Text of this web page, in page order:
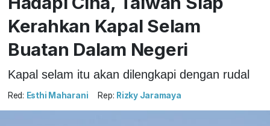
Kerahkan Kapal Selam
Buatan Dalam Negeri
Kapal selam itu akan dilengkapi dengan rudal
Red: Esthi Maharani Rep: Rizky Jaramaya